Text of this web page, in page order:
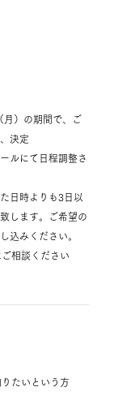
月）の期間で、ご
決定
ルにて日程調整さ
日時よりも3日以
します。ご希望の
込みください。
相談ください
たいという方